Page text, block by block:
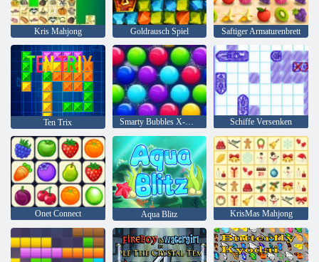
Kris Mahjong Goldrausch Spiel Saftiger Armaturenbrett
Ten Trix Smarty Bubbles X-Mas Schiffe Versenken
Onet Connect Aqua Blitz KrisMas Mahjong